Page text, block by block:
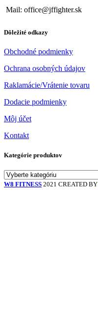
Mail: office@jffighter.sk
Dôležité odkazy
Obchodné podmienky
Ochrana osobných údajov
Raklamácie/Vrátenie tovaru
Dodacie podmienky
Môj účet
Kontakt
Kategórie produktov
W8 FITNESS 2021 CREATED BY